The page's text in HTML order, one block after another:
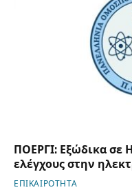
ΠΟΕΡΓΙ: Εξώδικα σε
ελέγχους στην
ΕΠΙΚΑΙΡΟΤΗΤΑ